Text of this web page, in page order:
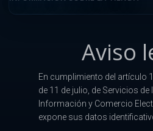
Aviso
En cumplimiento del artículo
de 11 de julio, de Servicios de
Información y Comercio
expone sus datos